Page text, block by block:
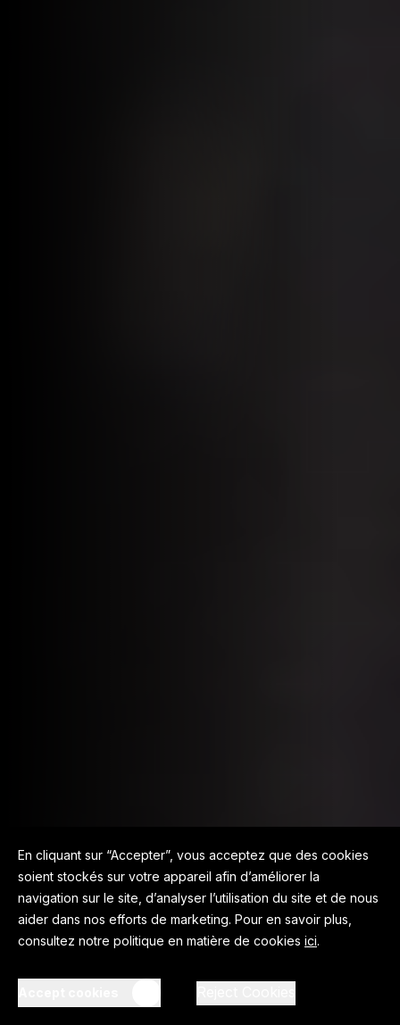
En cliquant sur “Accepter”, vous acceptez que des cookies
soient stockés sur votre appareil afin d’améliorer la
navigation sur le site, d’analyser l’utilisation du site et de nous
aider dans nos efforts de marketing. Pour en savoir plus,
consultez notre politique en matière de cookies ici.